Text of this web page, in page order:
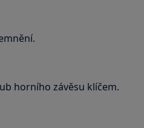
horního závěsu klíčem.